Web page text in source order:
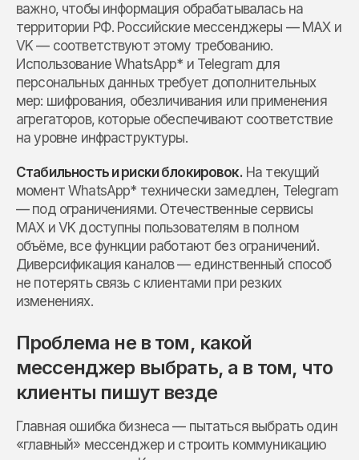
важно, чтобы информация обрабатывалась на
территории РФ. Российские мессенджеры — MAX и
VK — соответствуют этому требованию.
Использование WhatsApp* и Telegram для
персональных данных требует дополнительных
мер: шифрования, обезличивания или применения
агрегаторов, которые обеспечивают соответствие
на уровне инфраструктуры.
Стабильность и риски блокировок.На текущий
момент WhatsApp* технически замедлен, Telegram
— под ограничениями. Отечественные сервисы
MAX и VK доступны пользователям в полном
объёме, все функции работают без ограничений.
Диверсификация каналов — единственный способ
не потерять связь с клиентами при резких
изменениях.
Проблема не в том, какой
мессенджер выбрать, а в том, что
клиенты пишут везде
Главная ошибка бизнеса — пытаться выбрать один
«главный» мессенджер и строить коммуникацию